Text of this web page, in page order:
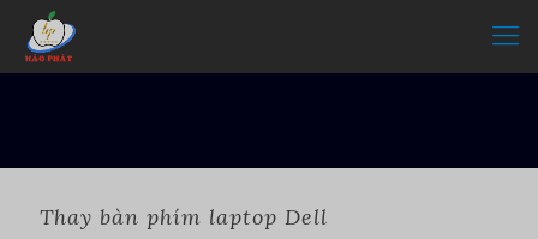
Thay bàn phím laptop Dell